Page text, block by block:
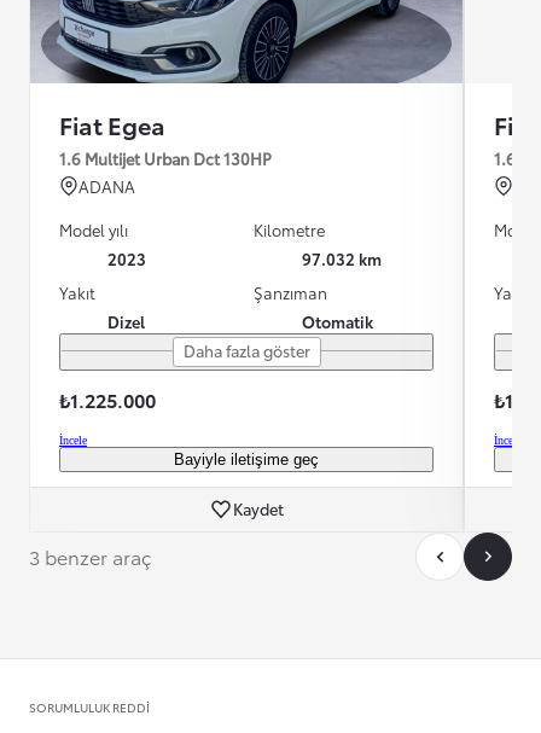
Fiat Egea
1.6 Multijet Urban Dct 130HP
ADANA
Model yılı
2023
Kilometre
97.032 km
Yakıt
Dizel
Şanzıman
Otomatik
Daha fazla göster
₺1.225.000
İncele
Bayiyle iletişime geç
Kaydet
1.6
Model
Yakıt
İncele
3 benzer araç
SORUMLULUK REDDI